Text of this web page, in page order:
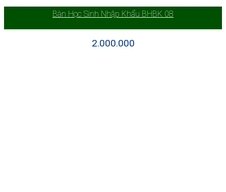
Bàn Học Sinh Nhập Khẩu BHBK 08
2.000.000